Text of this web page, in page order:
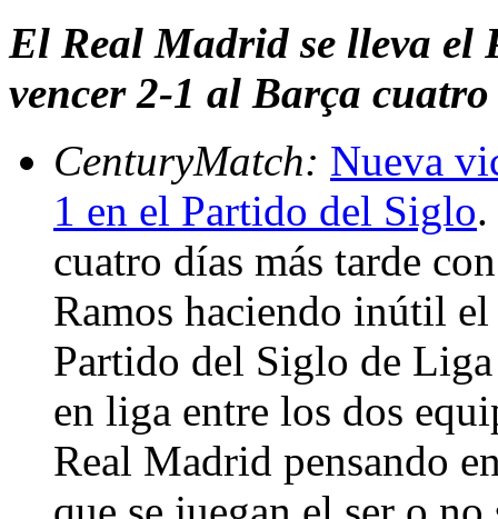
El Real Madrid se lleva
vencer 2-1 al Barça cuatro
CenturyMatch: Nueva
1 en el Partido del Siglo
cuatro días más tarde
Ramos haciendo inútil
Partido del Siglo de
en liga entre los dos
Real Madrid pensando